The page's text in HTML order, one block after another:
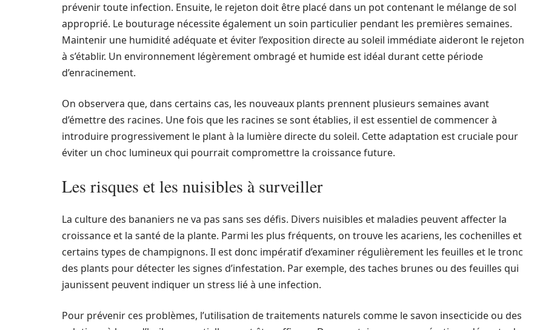
prévenir toute infection. Ensuite, le rejeton doit être placé dans un pot contenant le mélange de sol
approprié. Le bouturage nécessite également un soin particulier pendant les premières semaines.
Maintenir une humidité adéquate et éviter l’exposition directe au soleil immédiate aideront le rejeton
à s’établir. Un environnement légèrement ombragé et humide est idéal durant cette période
d’enracinement.
On observera que, dans certains cas, les nouveaux plants prennent plusieurs semaines avant
d’émettre des racines. Une fois que les racines se sont établies, il est essentiel de commencer à
introduire progressivement le plant à la lumière directe du soleil. Cette adaptation est cruciale pour
éviter un choc lumineux qui pourrait compromettre la croissance future.
Les risques et les nuisibles à surveiller
La culture des bananiers ne va pas sans ses défis. Divers nuisibles et maladies peuvent affecter la
croissance et la santé de la plante. Parmi les plus fréquents, on trouve les acariens, les cochenilles et
certains types de champignons. Il est donc impératif d’examiner régulièrement les feuilles et le tronc
des plants pour détecter les signes d’infestation. Par exemple, des taches brunes ou des feuilles qui
jaunissent peuvent indiquer un stress lié à une infection.
Pour prévenir ces problèmes, l’utilisation de traitements naturels comme le savon insecticide ou des